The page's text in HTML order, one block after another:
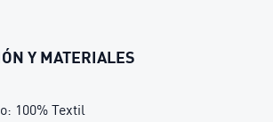
Y MATERIALES
100% Textil